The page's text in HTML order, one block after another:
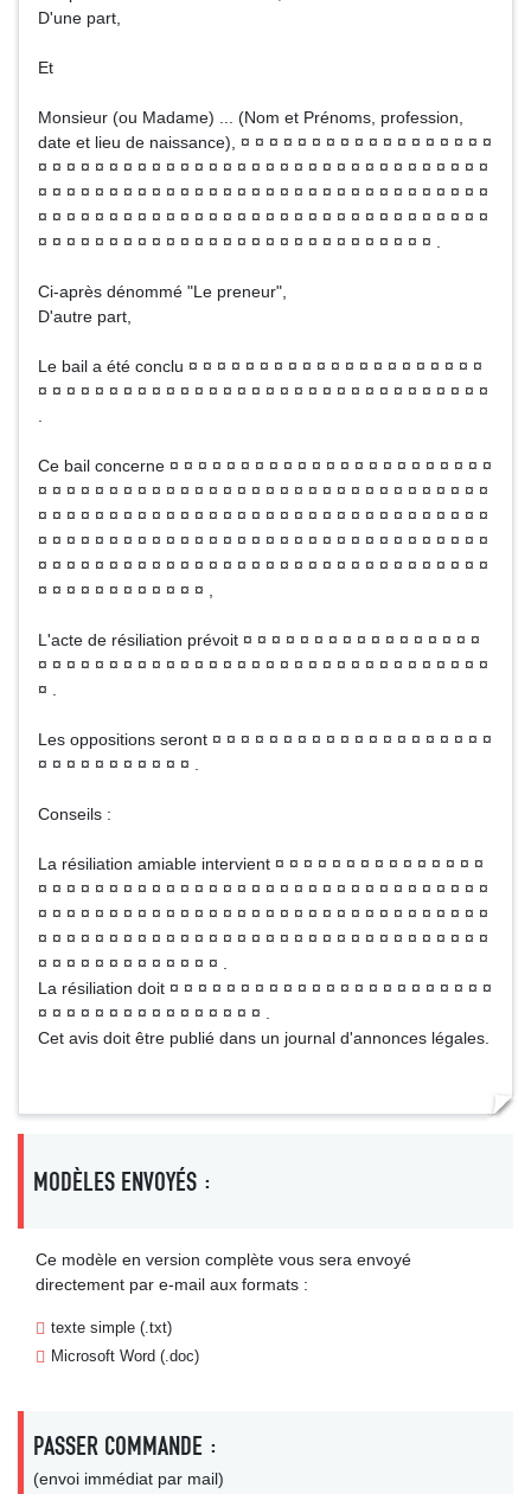
D'une part,
Et
Monsieur (ou Madame) ... (Nom et Prénoms, profession,
date et lieu de naissance), ¤ ¤ ¤ ¤ ¤ ¤ ¤ ¤ ¤ ¤ ¤ ¤ ¤ ¤ ¤ ¤ ¤ ¤
¤ ¤ ¤ ¤ ¤ ¤ ¤ ¤ ¤ ¤ ¤ ¤ ¤ ¤ ¤ ¤ ¤ ¤ ¤ ¤ ¤ ¤ ¤ ¤ ¤ ¤ ¤ ¤ ¤ ¤ ¤ ¤
¤ ¤ ¤ ¤ ¤ ¤ ¤ ¤ ¤ ¤ ¤ ¤ ¤ ¤ ¤ ¤ ¤ ¤ ¤ ¤ ¤ ¤ ¤ ¤ ¤ ¤ ¤ ¤ ¤ ¤ ¤ ¤
¤ ¤ ¤ ¤ ¤ ¤ ¤ ¤ ¤ ¤ ¤ ¤ ¤ ¤ ¤ ¤ ¤ ¤ ¤ ¤ ¤ ¤ ¤ ¤ ¤ ¤ ¤ ¤ ¤ ¤ ¤ ¤
¤ ¤ ¤ ¤ ¤ ¤ ¤ ¤ ¤ ¤ ¤ ¤ ¤ ¤ ¤ ¤ ¤ ¤ ¤ ¤ ¤ ¤ ¤ ¤ ¤ ¤ ¤ ¤ .
Ci-après dénommé "Le preneur",
D'autre part,
Le bail a été conclu ¤ ¤ ¤ ¤ ¤ ¤ ¤ ¤ ¤ ¤ ¤ ¤ ¤ ¤ ¤ ¤ ¤ ¤ ¤ ¤ ¤
¤ ¤ ¤ ¤ ¤ ¤ ¤ ¤ ¤ ¤ ¤ ¤ ¤ ¤ ¤ ¤ ¤ ¤ ¤ ¤ ¤ ¤ ¤ ¤ ¤ ¤ ¤ ¤ ¤ ¤ ¤ ¤
Ce bail concerne ¤ ¤ ¤ ¤ ¤ ¤ ¤ ¤ ¤ ¤ ¤ ¤ ¤ ¤ ¤ ¤ ¤ ¤ ¤ ¤ ¤ ¤ ¤
¤ ¤ ¤ ¤ ¤ ¤ ¤ ¤ ¤ ¤ ¤ ¤ ¤ ¤ ¤ ¤ ¤ ¤ ¤ ¤ ¤ ¤ ¤ ¤ ¤ ¤ ¤ ¤ ¤ ¤ ¤ ¤
¤ ¤ ¤ ¤ ¤ ¤ ¤ ¤ ¤ ¤ ¤ ¤ ¤ ¤ ¤ ¤ ¤ ¤ ¤ ¤ ¤ ¤ ¤ ¤ ¤ ¤ ¤ ¤ ¤ ¤ ¤ ¤
¤ ¤ ¤ ¤ ¤ ¤ ¤ ¤ ¤ ¤ ¤ ¤ ¤ ¤ ¤ ¤ ¤ ¤ ¤ ¤ ¤ ¤ ¤ ¤ ¤ ¤ ¤ ¤ ¤ ¤ ¤ ¤
¤ ¤ ¤ ¤ ¤ ¤ ¤ ¤ ¤ ¤ ¤ ¤ ¤ ¤ ¤ ¤ ¤ ¤ ¤ ¤ ¤ ¤ ¤ ¤ ¤ ¤ ¤ ¤ ¤ ¤ ¤ ¤
¤ ¤ ¤ ¤ ¤ ¤ ¤ ¤ ¤ ¤ ¤ ¤ ,
L'acte de résiliation prévoit ¤ ¤ ¤ ¤ ¤ ¤ ¤ ¤ ¤ ¤ ¤ ¤ ¤ ¤ ¤ ¤ ¤
¤ ¤ ¤ ¤ ¤ ¤ ¤ ¤ ¤ ¤ ¤ ¤ ¤ ¤ ¤ ¤ ¤ ¤ ¤ ¤ ¤ ¤ ¤ ¤ ¤ ¤ ¤ ¤ ¤ ¤ ¤ ¤
¤ .
Les oppositions seront ¤ ¤ ¤ ¤ ¤ ¤ ¤ ¤ ¤ ¤ ¤ ¤ ¤ ¤ ¤ ¤ ¤ ¤ ¤ ¤
¤ ¤ ¤ ¤ ¤ ¤ ¤ ¤ ¤ ¤ ¤ .
Conseils :
La résiliation amiable intervient ¤ ¤ ¤ ¤ ¤ ¤ ¤ ¤ ¤ ¤ ¤ ¤ ¤ ¤ ¤
¤ ¤ ¤ ¤ ¤ ¤ ¤ ¤ ¤ ¤ ¤ ¤ ¤ ¤ ¤ ¤ ¤ ¤ ¤ ¤ ¤ ¤ ¤ ¤ ¤ ¤ ¤ ¤ ¤ ¤ ¤ ¤
¤ ¤ ¤ ¤ ¤ ¤ ¤ ¤ ¤ ¤ ¤ ¤ ¤ ¤ ¤ ¤ ¤ ¤ ¤ ¤ ¤ ¤ ¤ ¤ ¤ ¤ ¤ ¤ ¤ ¤ ¤ ¤
¤ ¤ ¤ ¤ ¤ ¤ ¤ ¤ ¤ ¤ ¤ ¤ ¤ ¤ ¤ ¤ ¤ ¤ ¤ ¤ ¤ ¤ ¤ ¤ ¤ ¤ ¤ ¤ ¤ ¤ ¤ ¤
¤ ¤ ¤ ¤ ¤ ¤ ¤ ¤ ¤ ¤ ¤ ¤ ¤ .
La résiliation doit ¤ ¤ ¤ ¤ ¤ ¤ ¤ ¤ ¤ ¤ ¤ ¤ ¤ ¤ ¤ ¤ ¤ ¤ ¤ ¤ ¤ ¤ ¤
¤ ¤ ¤ ¤ ¤ ¤ ¤ ¤ ¤ ¤ ¤ ¤ ¤ ¤ ¤ ¤ .
Cet avis doit être publié dans un journal d'annonces légales.
MODÈLES ENVOYÉS :
Ce modèle en version complète vous sera envoyé
directement par e-mail aux formats :
texte simple (.txt)
Microsoft Word (.doc)
PASSER COMMANDE :
(envoi immédiat par mail)